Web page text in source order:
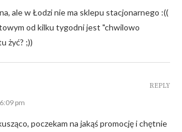
ale w Łodzi nie ma sklepu stacjonarnego :((
od kilku tygodni jest "chwilowo
żyć? ;))
pm
poczekam na jakąś promocję i chętnie
REPLY